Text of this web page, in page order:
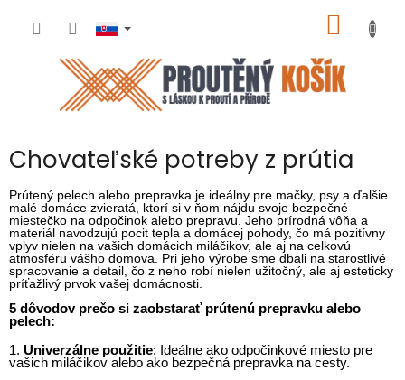
KOŠÍK
Chovateľské potreby z prútia
Prútený pelech alebo prepravka je ideálny pre mačky, psy a ďalšie
malé domáce zvieratá, ktorí si v ňom nájdu svoje bezpečné
miestečko na odpočinok alebo prepravu. Jeho prírodná vôňa a
materiál navodzujú pocit tepla a domácej pohody, čo má pozitívny
vplyv nielen na vašich domácich miláčikov, ale aj na celkovú
atmosféru vášho domova. Pri jeho výrobe sme dbali na starostlivé
spracovanie a detail, čo z neho robí nielen užitočný, ale aj esteticky
príťažlivý prvok vašej domácnosti.
5 dôvodov prečo si zaobstarať prútenú prepravku alebo
pelech:
1. Univerzálne použitie: Ideálne ako odpočinkové miesto pre
vašich miláčikov alebo ako bezpečná prepravka na cesty.